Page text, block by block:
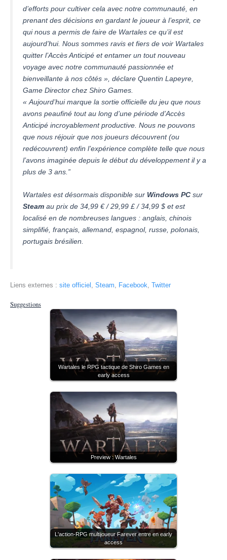
d’efforts pour cultiver cela avec notre communauté, en
prenant des décisions en gardant le joueur à l’esprit, ce
qui nous a permis de faire de Wartales ce qu’il est
aujourd’hui. Nous sommes ravis et fiers de voir Wartales
quitter l’Accès Anticipé et entamer un tout nouveau
voyage avec notre communauté passionnée et
bienveillante à nos côtés », déclare Quentin Lapeyre,
Game Director chez Shiro Games.
« Aujourd’hui marque la sortie officielle du jeu que nous
avons peaufiné tout au long d’une période d’Accès
Anticipé incroyablement productive. Nous ne pouvons
que nous réjouir que nos joueurs découvrent (ou
redécouvrent) enfin l’expérience complète telle que nous
l’avons imaginée depuis le début du développement il y a
plus de 3 ans.”
Wartales est désormais disponible sur Windows PC sur
Steam au prix de 34,99 € / 29,99 £ / 34,99 $ et est
localisé en de nombreuses langues : anglais, chinois
simplifié, français, allemand, espagnol, russe, polonais,
portugais brésilien.
Liens externes : site officiel Steam Facebook Twitter
Suggestions
Wartales le RPG tactique de Shiro Games en
early access
Preview : Wartales
L'action-RPG multijoueur Farever entre en early
access